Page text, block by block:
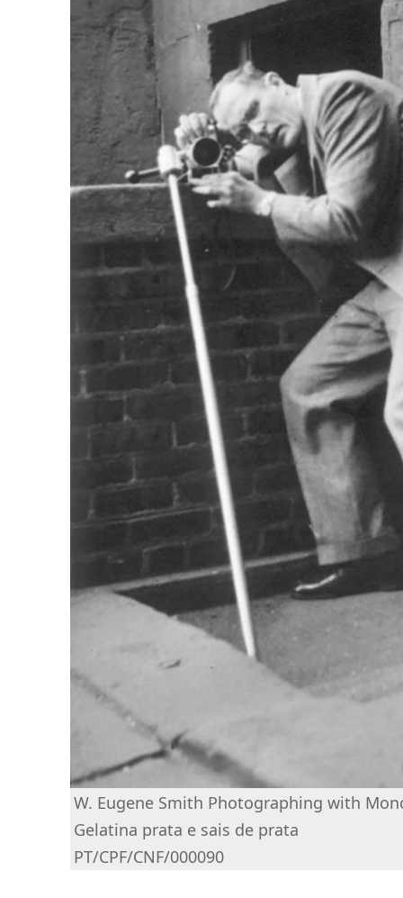
W. Eugene Smith Photographing with
Gelatina prata e sais de prata
PT/CPF/CNF/000090